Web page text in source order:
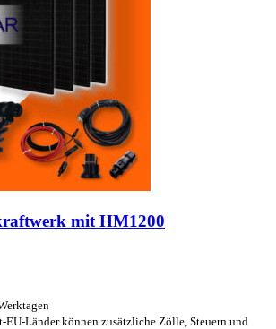
mit HM1200
Länder können zusätzliche Zölle, Steuern und